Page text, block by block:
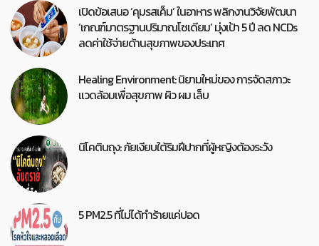
เปิดข้อเสนอ ‘คุมรสเค็ม’ ในอาหาร พลิกงานวิจัยพัฒนา
‘เกณฑ์มาตรฐานปริมาณโซเดียม’ มุ่งเป้า 5 ปี ลด NCDs
ลดค่าใช้จ่ายด้านสุขภาพของประเทศ
Healing Environment: นิยามใหม่ของ การจัดสภาวะ
แวดล้อมเพื่อสุขภาพ ผิว ผม เล็บ
นิโคตินถุง: ภัยเงียบใต้ริมฝีปากที่ผู้หญิงต้องระวัง
5 PM2.5 ที่ไม่ได้ทำร้ายแค่ปอด